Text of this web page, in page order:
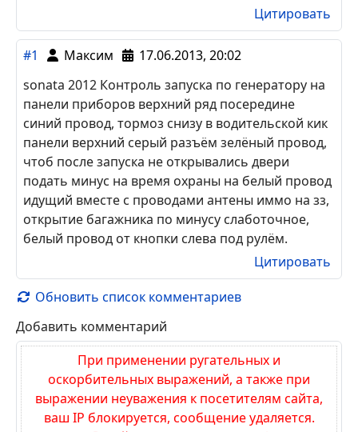
разъёме.Провода спаренные-сине-оранжевый-
левый борт,красно-оранжевые-правый борт.
#2 Алексей
14.11.2013, 08:26
Hyundai Sonata GLS 2005 г.в.
зарядка "+" серый провод (комбинация
приборов, разъём где больше проводов)
Цитировать
#1 Максим
17.06.2013, 20:02
sonata 2012 Контроль запуска по генератору на
панели приборов верхний ряд посередине
синий провод, тормоз снизу в водительской кик
панели верхний серый разъём зелёный провод,
чтоб после запуска не открывались двери
подать минус на время охраны на белый провод
идущий вместе с проводами антены иммо на зз,
открытие багажника по минусу слаботочное,
белый провод от кнопки слева под рулём.